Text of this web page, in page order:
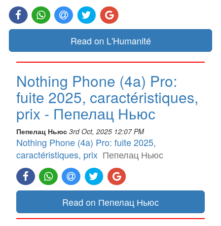
Read on L'Humanité
Nothing Phone (4a) Pro:
fuite 2025, caractéristiques,
prix - Пепелац Ньюс
Пепелац Ньюс 3rd Oct, 2025 12:07 PM
Nothing Phone (4a) Pro: fuite 2025,
caractéristiques, prix Пепелац Ньюс
Read on Пепелац Ньюс